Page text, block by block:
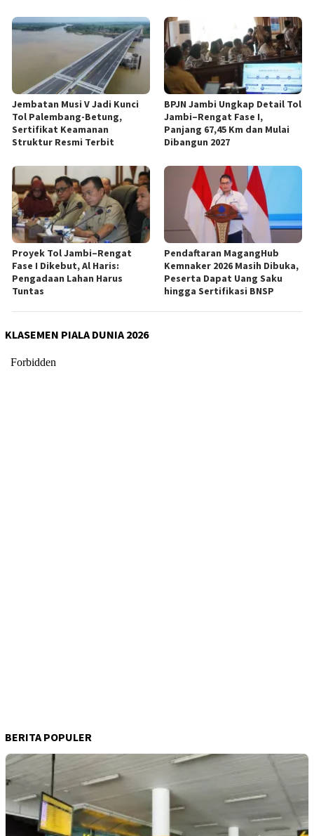
Jembatan Musi V Jadi Kunci
Tol Palembang-Betung,
Sertifikat Keamanan
Struktur Resmi Terbit
BPJN Jambi Ungkap Detail Tol
Jambi–Rengat Fase I,
Panjang 67,45 Km dan Mulai
Dibangun 2027
Proyek Tol Jambi–Rengat
Fase I Dikebut, Al Haris:
Pengadaan Lahan Harus
Tuntas
Pendaftaran MagangHub
Kemnaker 2026 Masih Dibuka,
Peserta Dapat Uang Saku
hingga Sertifikasi BNSP
KLASEMEN PIALA DUNIA 2026
BERITA POPULER